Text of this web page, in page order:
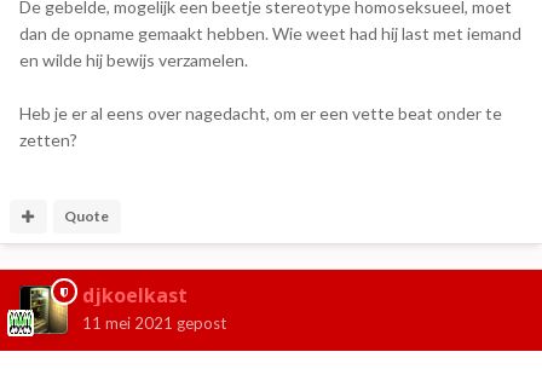
De gebelde, mogelijk een beetje stereotype homoseksueel, moet
dan de opname gemaakt hebben. Wie weet had hij last met iemand
en wilde hij bewijs verzamelen.
Heb je er al eens over nagedacht, om er een vette beat onder te
zetten?
Quote
djkoelkast
11 mei 2021 gepost